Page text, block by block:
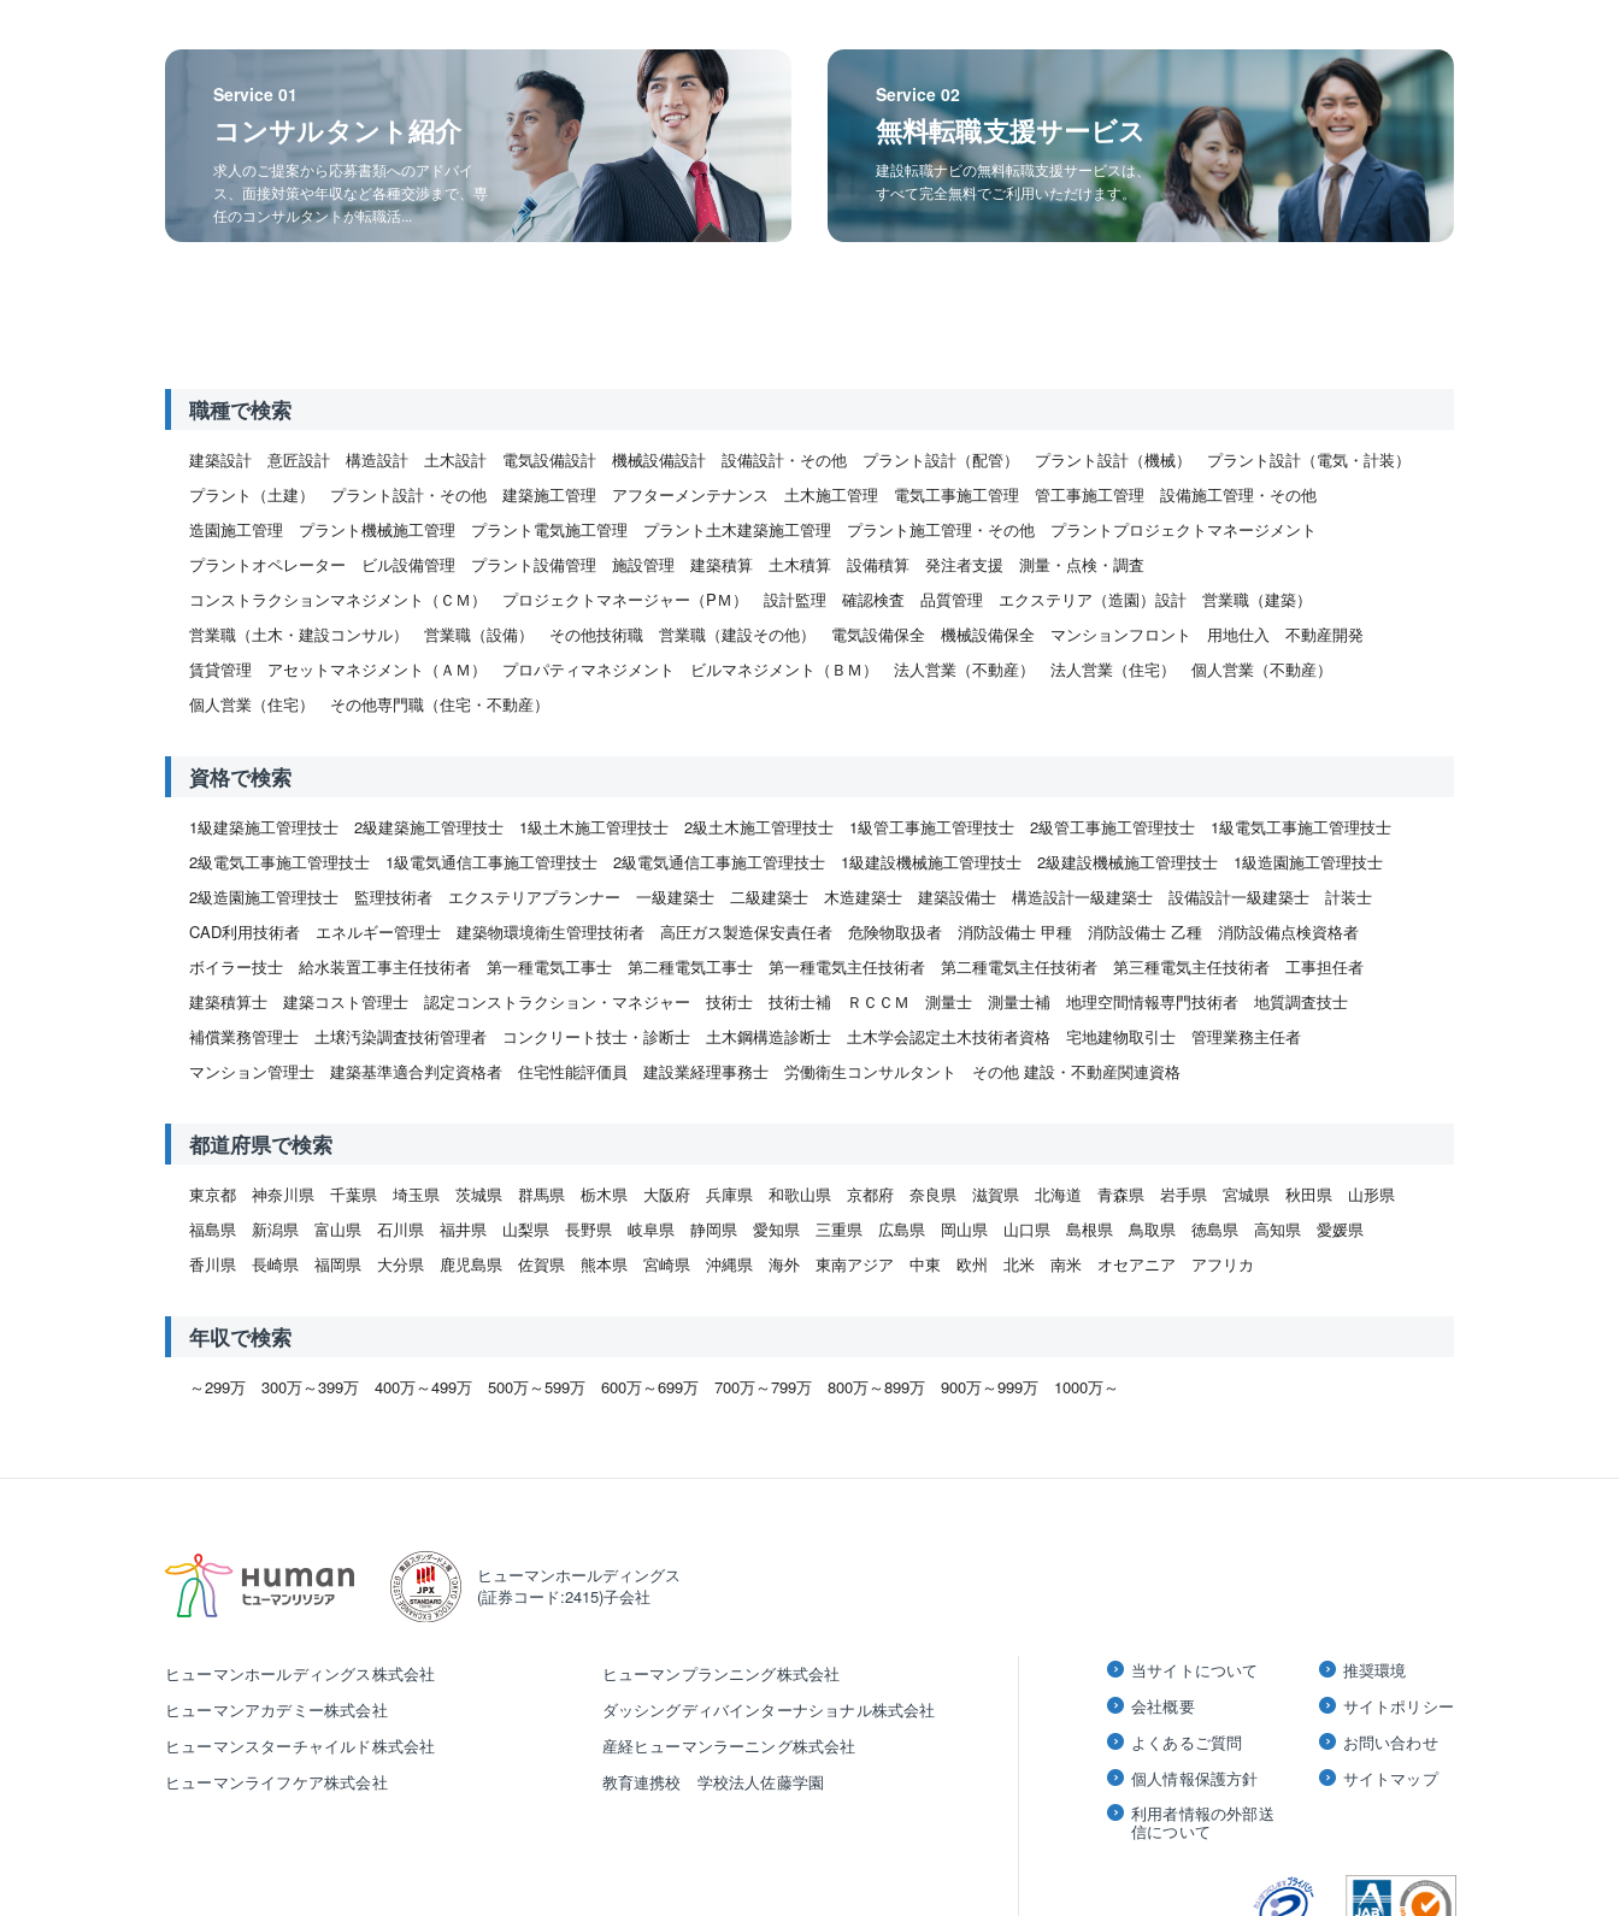
Service 01
コンサルタント紹介
求人のご提案から応募書類へのアドバイ
ス、面接対策や年収など各種交渉まで、専
任のコンサルタントが転職活...
Service 02
無料転職支援サービス
建設転職ナビの無料転職支援サービスは、
すべて完全無料でご利用いただけます。
職種で検索
建築設計 意匠設計 構造設計 土木設計 電気設備設計 機械設備設計 設備設計・その他 プラント設計（配管） プラント設計（機械）
プラント設計（電気・計装）
プラント（土建）
プラント設計・その他 建築施工管理 アフターメンテナンス 土木施工管理 電気工事施工管理 管工事施工管理
設備施工管理・その他
造園施工管理
プラント機械施工管理 プラント電気施工管理 プラント土木建築施工管理 プラント施工管理・その他
プラントプロジェクトマネージメント
プラントオペレーター
ビル設備管理 プラント設備管理 施設管理 建築積算 土木積算 設備積算 発注者支援
測量・点検・調査
コンストラクションマネジメント（ＣＭ）
プロジェクトマネージャー（PＭ） 設計監理 確認検査 品質管理 エクステリア（造園）設計
営業職（建築）
営業職（土木・建設コンサル）
営業職（設備） その他技術職 営業職（建設その他） 電気設備保全 機械設備保全 マンションフロント 用地仕入
不動産開発
賃貸管理
アセットマネジメント（ＡＭ） プロパティマネジメント ビルマネジメント（ＢＭ） 法人営業（不動産） 法人営業（住宅）
個人営業（不動産）
個人営業（住宅）
その他専門職（住宅・不動産）
資格で検索
1級建築施工管理技士 2級建築施工管理技士 1級土木施工管理技士 2級土木施工管理技士 1級管工事施工管理技士 2級管工事施工管理技士
1級電気工事施工管理技士
2級電気工事施工管理技士
1級電気通信工事施工管理技士 2級電気通信工事施工管理技士 1級建設機械施工管理技士 2級建設機械施工管理技士
1級造園施工管理技士
2級造園施工管理技士
監理技術者 エクステリアプランナー 一級建築士 二級建築士 木造建築士 建築設備士 構造設計一級建築士 設備設計一級建築士
計装士
CAD利用技術者
エネルギー管理士 建築物環境衛生管理技術者 高圧ガス製造保安責任者 危険物取扱者 消防設備士 甲種 消防設備士 乙種
消防設備点検資格者
ボイラー技士
給水装置工事主任技術者 第一種電気工事士 第二種電気工事士 第一種電気主任技術者 第二種電気主任技術者 第三種電気主任技術者
工事担任者
建築積算士
建築コスト管理士 認定コンストラクション・マネジャー 技術士 技術士補 ＲＣＣＭ 測量士 測量士補 地理空間情報専門技術者
地質調査技士
補償業務管理士
土壌汚染調査技術管理者 コンクリート技士・診断士 土木鋼構造診断士 土木学会認定土木技術者資格 宅地建物取引士
管理業務主任者
マンション管理士
建築基準適合判定資格者 住宅性能評価員 建設業経理事務士 労働衛生コンサルタント その他 建設・不動産関連資格
都道府県で検索
東京都 神奈川県 千葉県 埼玉県 茨城県 群馬県 栃木県 大阪府 兵庫県 和歌山県 京都府 奈良県 滋賀県 北海道 青森県 岩手県 宮城県 秋田県
山形県
福島県
新潟県 富山県 石川県 福井県 山梨県 長野県 岐阜県 静岡県 愛知県 三重県 広島県 岡山県 山口県 島根県 鳥取県 徳島県 高知県
愛媛県
香川県
長崎県 福岡県 大分県 鹿児島県 佐賀県 熊本県 宮崎県 沖縄県 海外 東南アジア 中東 欧州 北米 南米 オセアニア アフリカ
年収で検索
～299万 300万～399万 400万～499万 500万～599万 600万～699万 700万～799万 800万～899万 900万～999万 1000万～
ヒューマンホールディングス
(証券コード:2415)子会社
ヒューマンホールディングス株式会社
ヒューマンアカデミー株式会社
ヒューマンスターチャイルド株式会社
ヒューマンライフケア株式会社
ヒューマンプランニング株式会社
ダッシングディバインターナショナル株式会社
産経ヒューマンラーニング株式会社
教育連携校 学校法人佐藤学園
当サイトについて
会社概要
よくあるご質問
個人情報保護方針
利用者情報の外部送
信について
推奨環境
サイトポリシー
お問い合わせ
サイトマップ